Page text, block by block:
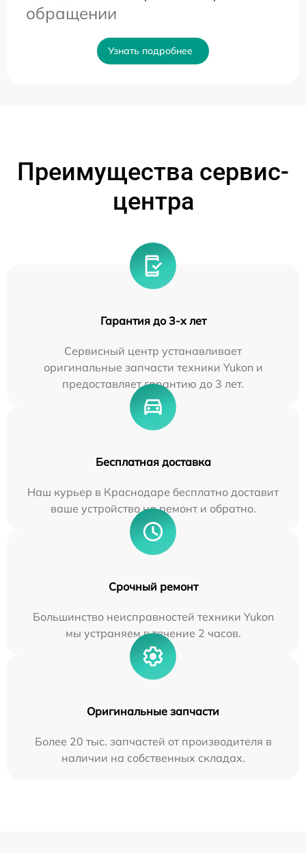
обращении
Узнать подробнее
Преимущества сервис-
центра
Гарантия до 3-х лет
Сервисный центр устанавливает
оригинальные запчасти техники Yukon и
предоставляет гарантию до 3 лет.
Бесплатная доставка
Наш курьер в Краснодаре бесплатно доставит
ваше устройство на ремонт и обратно.
Срочный ремонт
Большинство неисправностей техники Yukon
мы устраняем в течение 2 часов.
Оригинальные запчасти
Более 20 тыс. запчастей от производителя в
наличии на собственных складах.